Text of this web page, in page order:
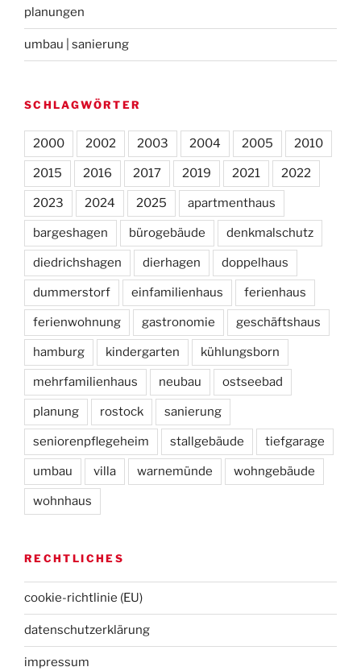
planungen
umbau | sanierung
SCHLAGWÖRTER
2000 2002 2003 2004 2005 2010
2015 2016 2017 2019 2021 2022
2023 2024 2025 apartmenthaus
bargeshagen bürogebäude denkmalschutz
diedrichshagen dierhagen doppelhaus
dummerstorf einfamilienhaus ferienhaus
ferienwohnung gastronomie geschäftshaus
hamburg kindergarten kühlungsborn
mehrfamilienhaus neubau ostseebad
planung rostock sanierung
seniorenpflegeheim stallgebäude tiefgarage
umbau villa warnemünde wohngebäude
wohnhaus
RECHTLICHES
cookie-richtlinie (EU)
datenschutz­erklärung
impressum